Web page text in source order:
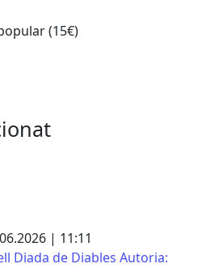
(15€)
| 11:11
Diada de Diables Autoria: